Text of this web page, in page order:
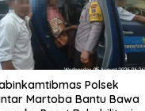
Polsek
Martoba Bantu Bawa